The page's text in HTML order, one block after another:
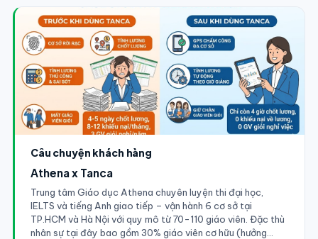
Câu chuyện khách hàng
Athena x Tanca
Trung tâm Giáo dục Athena chuyên luyện thi đại học,
IELTS và tiếng Anh giao tiếp – vận hành 6 cơ sở tại
TP.HCM và Hà Nội với quy mô từ 70-110 giáo viên. Đặc thù
nhân sự tại đây bao gồm 30% giáo viên cơ hữu (hưởng